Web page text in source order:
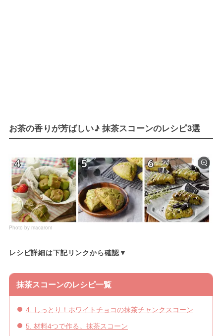
お茶の香りが芳ばしい♪ 抹茶スコーンのレシピ3選
Photo by macaroni
レシピ詳細は下記リンクから確認▼
抹茶スコーンのレシピ一覧
4. しっとり！ホワイトチョコの抹茶チャンクスコーン
5. 材料4つで作る。抹茶スコーン